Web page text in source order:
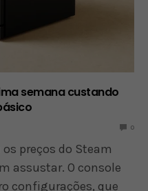
semana custando
0
preços do Steam
assustar. O console
configurações, que